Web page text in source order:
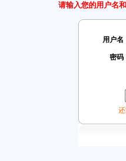
请输入您的用户名
用户名
密码